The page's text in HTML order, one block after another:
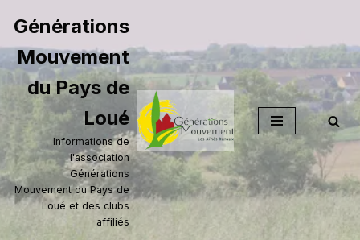
Aller
au
contenu
Générations
Mouvement
du Pays de
Loué
Informations de
l'association
Générations
Mouvement du Pays de
Loué et des clubs
affiliés